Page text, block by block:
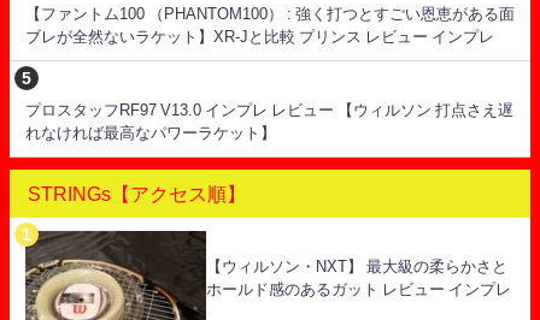
【ファントム100 （PHANTOM100） : 強く打つとすごい恩恵がある面
ブレが全然ないラケット】XR-Jと比較 プリンス レビュー インプレ
プロスタッフRF97 V13.0 インプレ レビュー 【ウィルソン 打点さえ遅
れなければ最高なパワーラケット】
STRINGs【アクセス順】
【ウィルソン・NXT】 最大級の柔らかさと
ホールド感のあるガット レビュー インプレ